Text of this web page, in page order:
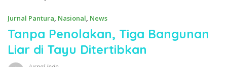
Jurnal Pantura, Nasional, News
Tanpa Penolakan, Tiga Bangunan
Liar di Tayu Ditertibkan